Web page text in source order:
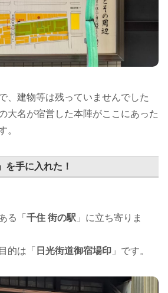
、建物等は残っていませんでした
大名が宿営した本陣がここにあった
。
を手に入れた！
る「 千住 街の駅 」に立ち寄りま
的は「 日光街道御宿場印 」です。